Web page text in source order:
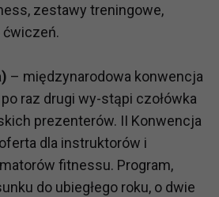
zestawy treningowe,
ćwiczeń.
– międzynarodowa konwencja
raz drugi wy-stąpi czołówka
prezenterów. II Konwencja
dla instruktorów i
fitnessu. Program,
do ubiegłego roku, o dwie